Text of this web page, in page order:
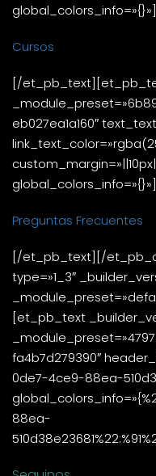
global_colors_info=»{}»]
Cursos
[/
eb027ea1a160″
global_colors_info=»{}»]
Preguntas Frecuentes
[/et_pb_text][/
type=»1_3″
[et_pb_text
fa4b7d279390″
0de7-4ce9-88ea-
88ea-